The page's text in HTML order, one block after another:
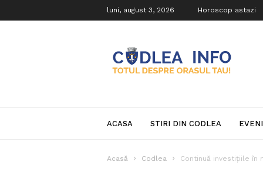
luni, august 3, 2026 Horoscop astazi
Info
ACASA STIRI DIN CODLEA
Acasă Codlea Continuă investițiile în